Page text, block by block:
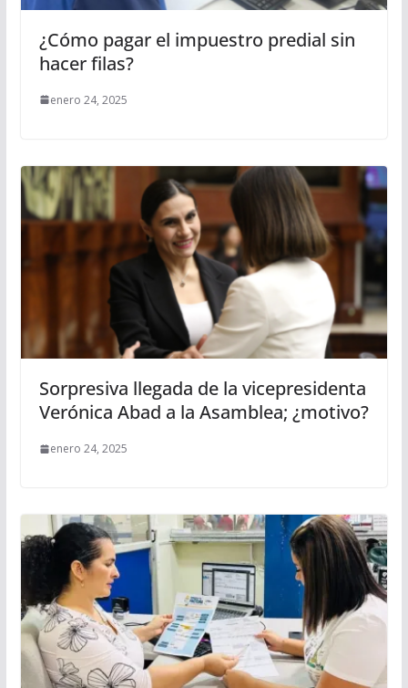
¿Cómo pagar el impuestro predial sin
hacer filas?
enero 24, 2025
Sorpresiva llegada de la vicepresidenta
Verónica Abad a la Asamblea; ¿motivo?
enero 24, 2025